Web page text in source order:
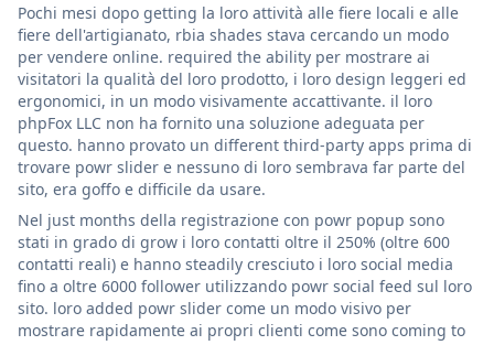
Pochi mesi dopo getting la loro attività alle fiere locali e alle
fiere dell'artigianato, rbia shades stava cercando un modo
per vendere online. required the ability per mostrare ai
visitatori la qualità del loro prodotto, i loro design leggeri ed
ergonomici, in un modo visivamente accattivante. il loro
phpFox LLC non ha fornito una soluzione adeguata per
questo. hanno provato un different third-party apps prima di
trovare powr slider e nessuno di loro sembrava far parte del
sito, era goffo e difficile da usare.
Nel just months della registrazione con powr popup sono
stati in grado di grow i loro contatti oltre il 250% (oltre 600
contatti reali) e hanno steadily cresciuto i loro social media
fino a oltre 6000 follower utilizzando powr social feed sul loro
sito. loro added powr slider come un modo visivo per
mostrare rapidamente ai propri clienti come sono coming to